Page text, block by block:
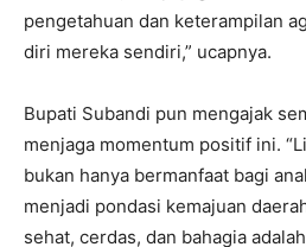
pengetahuan dan keterampilan
diri mereka sendiri,” ucapnya.
Bupati Subandi pun mengajak
menjaga momentum positif ini.
bukan hanya bermanfaat bagi
menjadi pondasi kemajuan
sehat, cerdas, dan bahagia